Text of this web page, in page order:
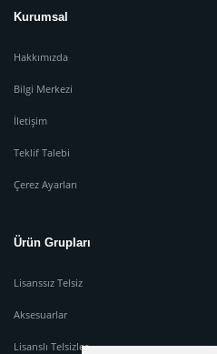
Kurumsal
Hakkımızda
Bilgi Merkezi
İletişim
Teklif Talebi
Çerez Ayarları
Ürün Grupları
Lisanssız Telsiz
Aksesuarlar
Lisanslı Telsizler